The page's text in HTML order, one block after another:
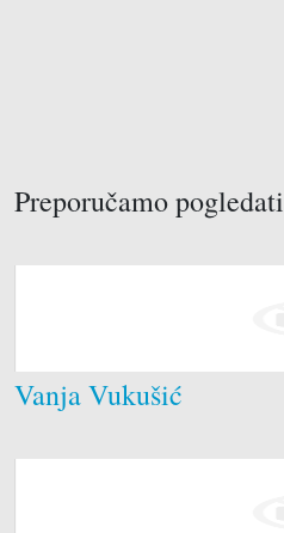
Preporučamo pogledati
Vanja Vukušić